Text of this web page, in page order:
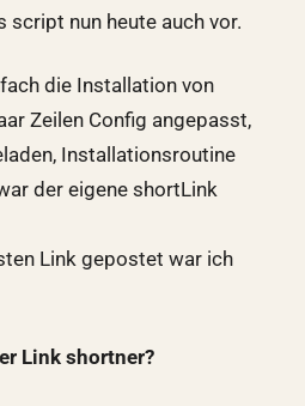
script nun heute auch vor.
die Installation von
Zeilen Config angepasst,
Installationsroutine
der eigene shortLink
Link gepostet war ich
Link shortner?